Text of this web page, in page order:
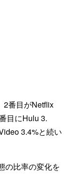
2番目がNetflix
目にHulu 3.
3.4%と続い
の比率の変化を